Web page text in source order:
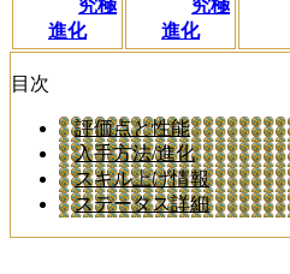
究極
進化
究極
進化
目次
評価点と性能
入手方法/進化
スキル上げ情報
ステータス詳細